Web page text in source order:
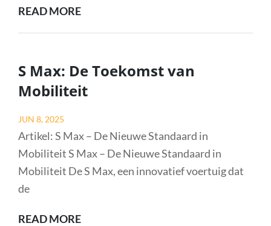
READ MOREONTDEK
LUXE
VAN
DE
AMG
GLE
63
S Max: De Toekomst van
Mobiliteit
Posted
on
JUN 8, 2025
Artikel: S Max – De Nieuwe Standaard in
Mobiliteit S Max – De Nieuwe Standaard in
Mobiliteit De S Max, een innovatief voertuig dat
de
READ MORES